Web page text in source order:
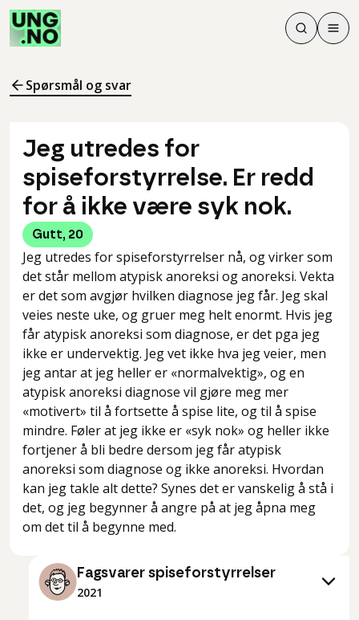
Søk
Søk
Meny
Spørsmål og svar
Jeg utredes for
spiseforstyrrelse. Er redd
for å ikke være syk nok.
Gutt, 20
Jeg utredes for spiseforstyrrelser nå, og virker som
det står mellom atypisk anoreksi og anoreksi. Vekta
er det som avgjør hvilken diagnose jeg får. Jeg skal
veies neste uke, og gruer meg helt enormt. Hvis jeg
får atypisk anoreksi som diagnose, er det pga jeg
ikke er undervektig. Jeg vet ikke hva jeg veier, men
jeg antar at jeg heller er «normalvektig», og en
atypisk anoreksi diagnose vil gjøre meg mer
«motivert» til å fortsette å spise lite, og til å spise
mindre. Føler at jeg ikke er «syk nok» og heller ikke
fortjener å bli bedre dersom jeg får atypisk
anoreksi som diagnose og ikke anoreksi. Hvordan
kan jeg takle alt dette? Synes det er vanskelig å stå i
det, og jeg begynner å angre på at jeg åpna meg
om det til å begynne med.
Fagsvarer spiseforstyrrelser
2021